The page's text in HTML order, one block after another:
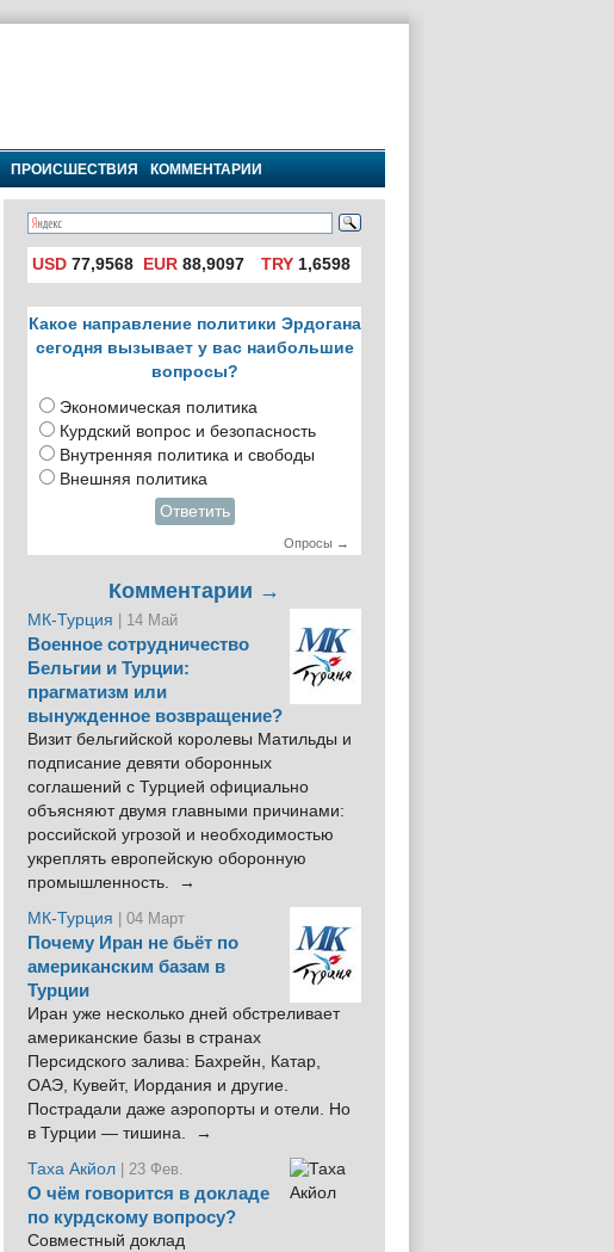
ПРОИСШЕСТВИЯ КОММЕНТАРИИ
USD 77,9568 EUR 88,9097 TRY1,6598
Какое направление политики Эрдогана
сегодня вызывает у вас наибольшие
вопросы?
Экономическая политика
Курдский вопрос и безопасность
Внутренняя политика и свободы
Внешняя политика
Ответить
Опросы →
Комментарии →
МК-Турция | 14 Май
Военное сотрудничество
Бельгии и Турции:
прагматизм или
вынужденное возвращение?
Визит бельгийской королевы Матильды и
подписание девяти оборонных
соглашений с Турцией официально
объясняют двумя главными причинами:
российской угрозой и необходимостью
укреплять европейскую оборонную
промышленность. →
МК-Турция
| 04 Март
Почему Иран не бьёт по
американским базам в
Турции
Иран уже несколько дней обстреливает
американские базы в странах
Персидского залива: Бахрейн, Катар,
ОАЭ, Кувейт, Иордания и другие.
Пострадали даже аэропорты и отели. Но
в Турции — тишина. →
Таха Акйол | 23 Фев.
О чём говорится в докладе
по курдскому вопросу?
Совместный доклад